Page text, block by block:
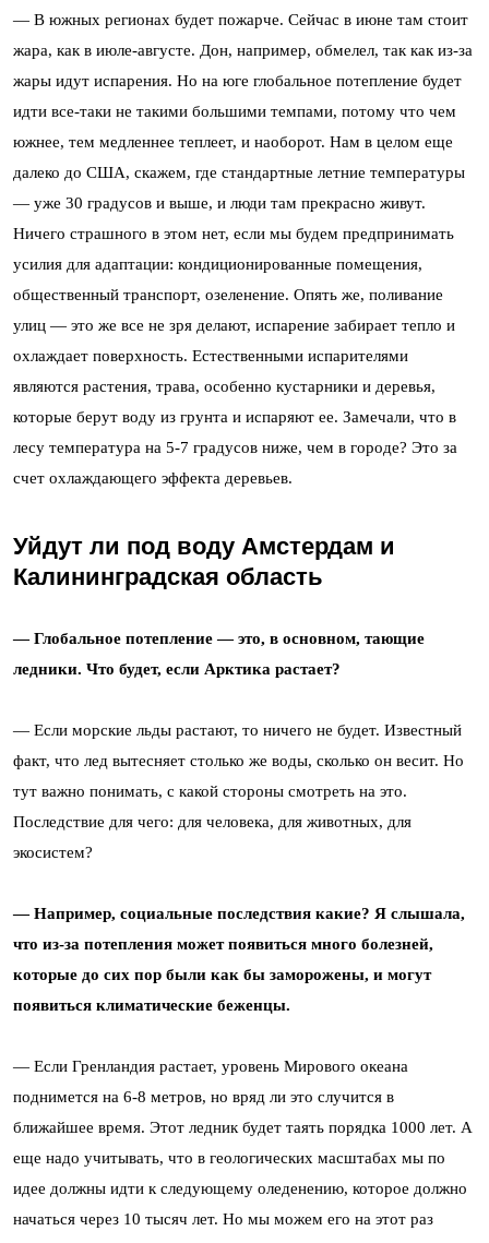
— В южных регионах будет пожарче. Сейчас в июне там стоит
жара, как в июле-августе. Дон, например, обмелел, так как из-за
жары идут испарения. Но на юге глобальное потепление будет
идти все-таки не такими большими темпами, потому что чем
южнее, тем медленнее теплеет, и наоборот. Нам в целом еще
далеко до США, скажем, где стандартные летние температуры
— уже 30 градусов и выше, и люди там прекрасно живут.
Ничего страшного в этом нет, если мы будем предпринимать
усилия для адаптации: кондиционированные помещения,
общественный транспорт, озеленение. Опять же, поливание
улиц — это же все не зря делают, испарение забирает тепло и
охлаждает поверхность. Естественными испарителями
являются растения, трава, особенно кустарники и деревья,
которые берут воду из грунта и испаряют ее. Замечали, что в
лесу температура на 5-7 градусов ниже, чем в городе? Это за
счет охлаждающего эффекта деревьев.
Уйдут ли под воду Амстердам и
Калининградская область
— Глобальное потепление — это, в основном, тающие
ледники. Что будет, если Арктика растает?
— Если морские льды растают, то ничего не будет. Известный
факт, что лед вытесняет столько же воды, сколько он весит. Но
тут важно понимать, с какой стороны смотреть на это.
Последствие для чего: для человека, для животных, для
экосистем?
— Например, социальные последствия какие? Я слышала,
что из-за потепления может появиться много болезней,
которые до сих пор были как бы заморожены, и могут
появиться климатические беженцы.
— Если Гренландия растает, уровень Мирового океана
поднимется на 6-8 метров, но вряд ли это случится в
ближайшее время. Этот ледник будет таять порядка 1000 лет. А
еще надо учитывать, что в геологических масштабах мы по
идее должны идти к следующему оледенению, которое должно
начаться через 10 тысяч лет. Но мы можем его на этот раз